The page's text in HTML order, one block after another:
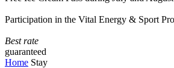
Participation in the Vital Energy & Sport
Best rate
guaranteed
Home Stay